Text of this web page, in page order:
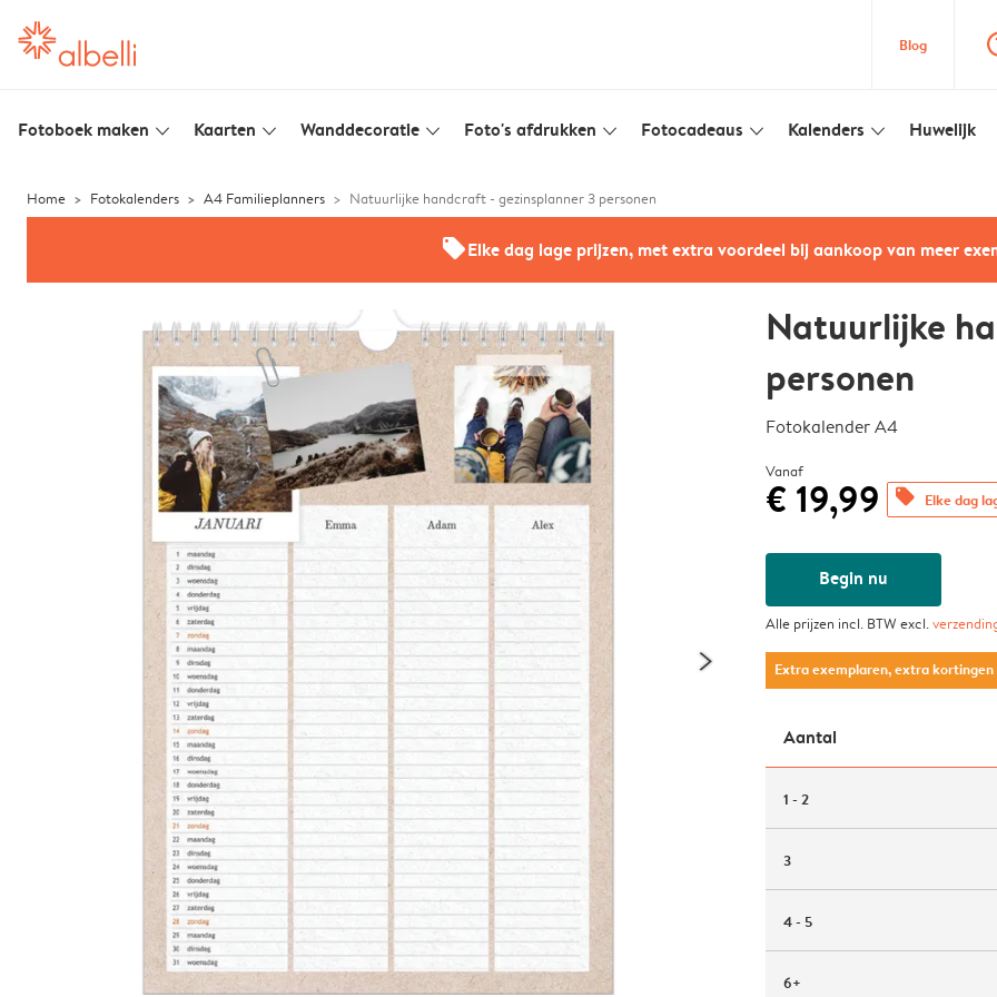
Blog
Fotoboek maken slim_arrow_down Kaarten slim_arrow_down Wanddecoratie slim_arrow_down Foto's afdrukken slim_arrow_down Fotocadeaus slim_arrow_down Kalenders slim_arrow_down Huwelijk
Home Fotokalenders A4 Familieplanners Natuurlijke handcraft - gezinsplanner 3 personen
offersElke dag lage prijzen, met extra voordeel bij aankoop van meer
Natuurlijke
personen
Fotokalender A4
Vanaf
€ 19,99 offers Elke dag
Begin nu
Alle prijzen incl. BTW excl.
Extra exemplaren, extra kortingen
Aantal
1 - 2
3
4 - 5
6+